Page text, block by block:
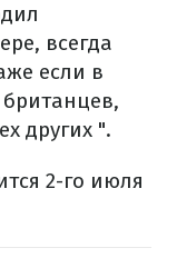
всегда
если в
британцев,
других ".
2-го июля